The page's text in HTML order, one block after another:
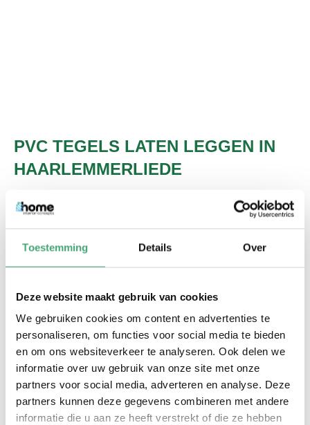
Toestemming Details Over
Deze website maakt gebruik van cookies
We gebruiken cookies om content en advertenties te
personaliseren, om functies voor social media te bieden
en om ons websiteverkeer te analyseren. Ook delen we
informatie over uw gebruik van onze site met onze
partners voor social media, adverteren en analyse. Deze
partners kunnen deze gegevens combineren met andere
informatie die u aan ze heeft verstrekt of die ze hebben
PVC TEGELS LATEN LEGGEN IN
HAARLEMMERLIEDE
Een aantal voordelen op een rij
PVC vloeren zijn erg geluiddempend. Hierdoor kunt u
veel meer genieten van alle rust in huis.
Daarnaast zijn ze uitstekend geschikt voor
vloerverwarming.
PVC vloeren zijn robuust en duurzaam. Hierdoor gaan ze
nog jaren mee en spaart u veel geld uit in de toekomst.
PVC vloeren zijn onderhoudsvriendelijk en kunnen goed
tegen vocht, dus is voor verschillende ruimtes geschikt.